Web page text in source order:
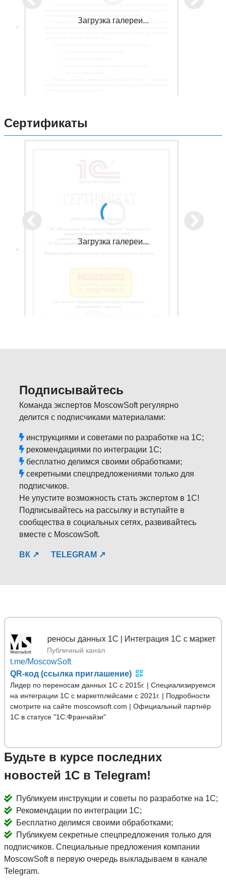
Загрузка галереи...
Сертификаты
Загрузка галереи...
Подписывайтесь
Команда экспертов MoscowSoft регулярно
делится с подписчиками материалами:
инструкциями и советами по разработке на 1С;
рекомендациями по интеграции 1С;
бесплатно делимся своими обработками;
секретными спецпредложениями только для
подписчиков.
Не упустите возможность стать экспертом в 1С!
Подписывайтесь на рассылку и вступайте в
сообщества в социальных сетях, развивайтесь
вместе с MoscowSoft.
ВК ↗ TELEGRAM ↗
Переносы данных 1С | Интеграция 1С с маркетплейсами
Публичный канал
t.me/MoscowSoft
QR-код (ссылка приглашение)
Лидер по переносам данных 1С с 2015г. | Специализируемся
на интеграции 1С с маркетплейсами с 2021г. | Подробности
смотрите на сайте moscowsoft.com | Официальный партнёр
1С в статусе "1С:Франчайзи"
Будьте в курсе последних
новостей 1С в Telegram!
Публикуем инструкции и советы по разработке на 1С;
Рекомендации по интеграции 1С;
Бесплатно делимся своими обработками;
Публикуем секретные спецпредложения только для
подписчиков. Специальные предложения компании
MoscowSoft в первую очередь выкладываем в канале
Telegram.